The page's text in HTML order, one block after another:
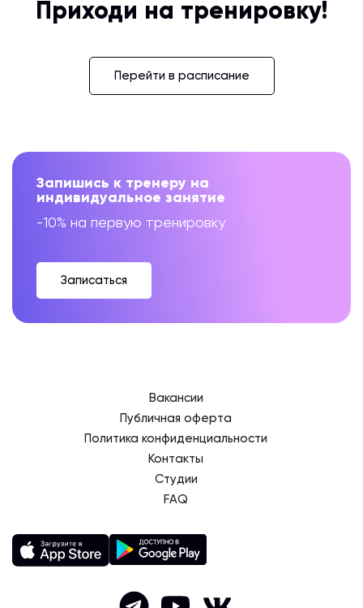
Приходи на тренировку!
Перейти в расписание
Запишись к тренеру на
индивидуальное занятие
-10% на первую тренировку
Записаться
Вакансии
Публичная оферта
Политика конфиденциальности
Контакты
Студии
FAQ